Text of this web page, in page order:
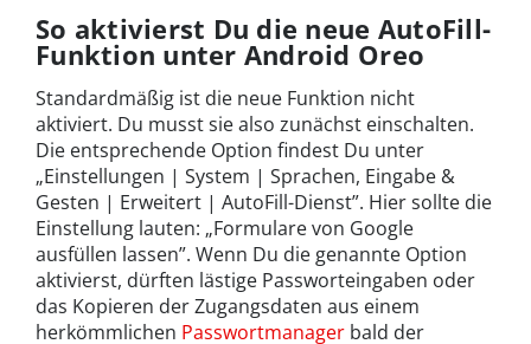
So aktivierst Du die neue AutoFill-
Funktion unter Android Oreo
Standardmäßig ist die neue Funktion nicht
aktiviert. Du musst sie also zunächst einschalten.
Die entsprechende Option findest Du unter
„Einstellungen | System | Sprachen, Eingabe &
Gesten | Erweitert | AutoFill-Dienst”. Hier sollte die
Einstellung lauten: „Formulare von Google
ausfüllen lassen”. Wenn Du die genannte Option
aktivierst, dürften lästige Passworteingaben oder
das Kopieren der Zugangsdaten aus einem
herkömmlichen Passwortmanager bald der